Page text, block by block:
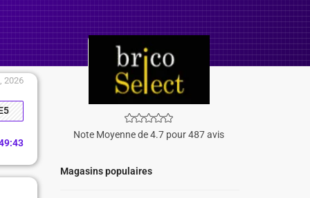
Note Moyenne de 4.7 pour 487 avis
Magasins populaires
2026
:42